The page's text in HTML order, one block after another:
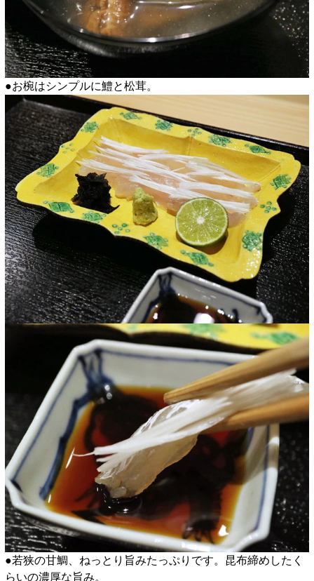
●お椀はシンプルに鱧と松茸。
●若狭の甘鯛、ねっとり旨みたっぷりです。昆布締めしたく
らいの濃厚な旨み。